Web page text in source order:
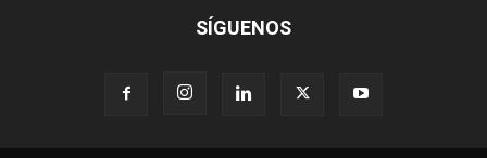
SÍGUENOS